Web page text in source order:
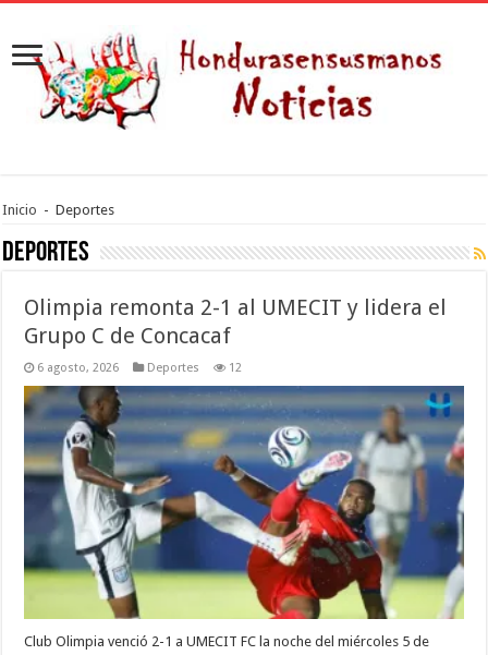
Inicio - Deportes
Deportes
Olimpia remonta 2-1 al UMECIT y lidera el
Grupo C de Concacaf
6 agosto, 2026 Deportes 12
Club Olimpia venció 2-1 a UMECIT FC la noche del miércoles 5 de